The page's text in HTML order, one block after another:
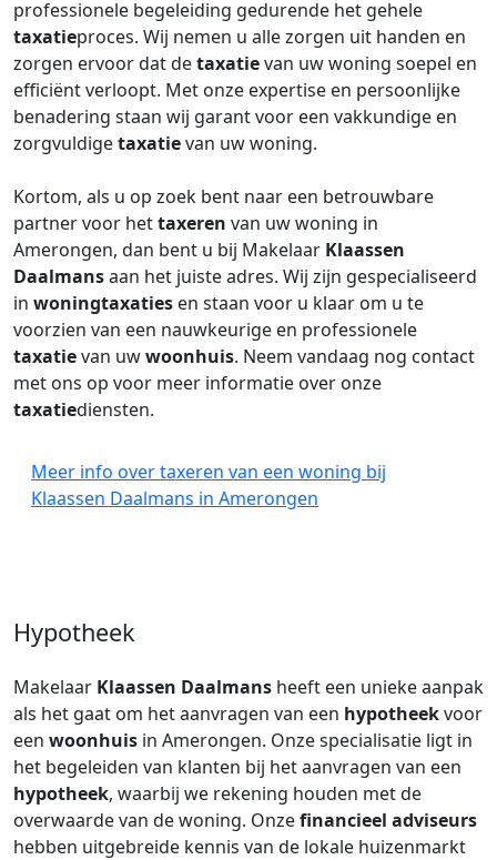
professionele begeleiding gedurende het gehele
taxatieproces. Wij nemen u alle zorgen uit handen en
zorgen ervoor dat detaxatievan uw woning soepel en
efficiënt verloopt. Met onze expertise en persoonlijke
benadering staan wij garant voor een vakkundige en
zorgvuldigetaxatievan uw woning.
Kortom, als u op zoek bent naar een betrouwbare
partner voor hettaxeren van uw woning in
Amerongen, dan bent u bij Makelaar Klaassen
Daalmansaan het juiste adres. Wij zijn gespecialiseerd
in woningtaxaties en staan voor u klaar om u te
voorzien van een nauwkeurige en professionele
taxatievan uwwoonhuis. Neem vandaag nog contact
met ons op voor meer informatie over onze
taxatiediensten.
Meer info over taxeren van een woning bij
Klaassen Daalmans in Amerongen
Hypotheek
Makelaar Klaassen Daalmans heeft een unieke aanpak
als het gaat om het aanvragen van een hypotheekvoor
een woonhuis in Amerongen. Onze specialisatie ligt in
het begeleiden van klanten bij het aanvragen van een
hypotheek, waarbij we rekening houden met de
overwaarde van de woning. Onzefinancieel adviseurs
hebben uitgebreide kennis van de lokale huizenmarkt